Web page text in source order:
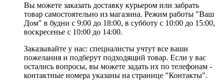
Вы можете заказать доставку курьером или забрать
товар самостоятельно из магазина. Режим работы "Ваш
Дом" в будни с 9:00 до 18:00, в субботу с 10:00 до 15:00,
воскресенье с 10:00 до 14:00.
Заказывайте у нас: специалисты учтут все ваши
пожелания и подберут подходящий товар. Если у вас
остались вопросы, вы можете задать их по телефонам -
контактные номера указаны на странице "Контакты".